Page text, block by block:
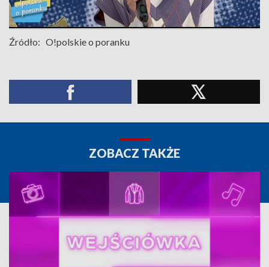
Źródło: O!polskie o poranku
ZOBACZ TAKŻE